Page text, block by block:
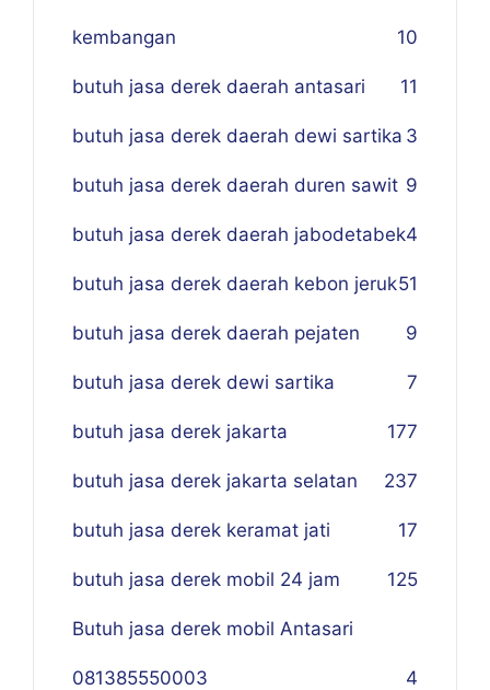
kembangan 10
butuh jasa derek daerah antasari 11
butuh jasa derek daerah dewi sartika 3
butuh jasa derek daerah duren sawit 9
butuh jasa derek daerah jabodetabek4
butuh jasa derek daerah kebon jeruk51
butuh jasa derek daerah pejaten 9
butuh jasa derek dewi sartika 7
butuh jasa derek jakarta 177
butuh jasa derek jakarta selatan 237
butuh jasa derek keramat jati 17
butuh jasa derek mobil 24 jam 125
Butuh jasa derek mobil Antasari
081385550003 4